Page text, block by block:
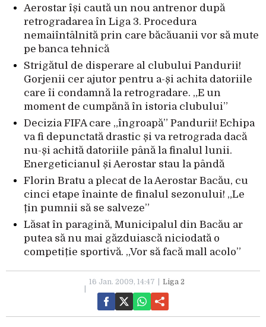
Aerostar își caută un nou antrenor după
retrogradarea în Liga 3. Procedura
nemaiîntâlnită prin care băcăuanii vor să mute
pe banca tehnică
Strigătul de disperare al clubului Pandurii!
Gorjenii cer ajutor pentru a-și achita datoriile
care îi condamnă la retrogradare. „E un
moment de cumpănă în istoria clubului”
Decizia FIFA care „îngroapă” Pandurii! Echipa
va fi depunctată drastic și va retrograda dacă
nu-și achită datoriile până la finalul lunii.
Energeticianul și Aerostar stau la pândă
Florin Bratu a plecat de la Aerostar Bacău, cu
cinci etape înainte de finalul sezonului! „Le
țin pumnii să se salveze”
Lăsat în paragină, Municipalul din Bacău ar
putea să nu mai găzduiască niciodată o
competiție sportivă. „Vor să facă mall acolo”
16 Jan. 2009, 14:47 Liga 2